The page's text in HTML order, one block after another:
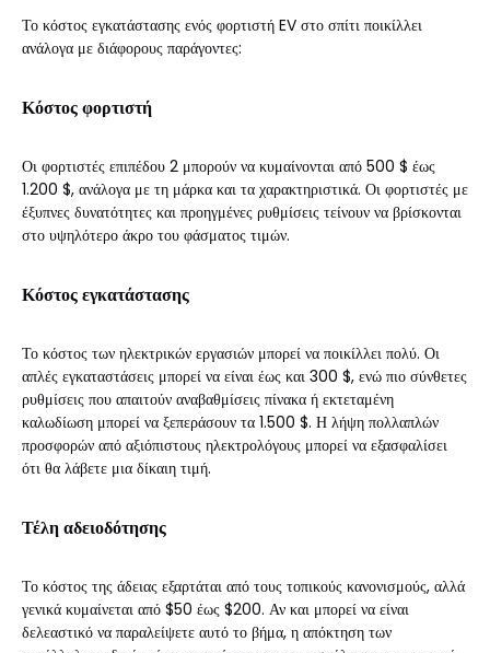
Το κόστος εγκατάστασης ενός φορτιστή EV στο σπίτι ποικίλλει
ανάλογα με διάφορους παράγοντες:
Κόστος φορτιστή
Οι φορτιστές επιπέδου 2 μπορούν να κυμαίνονται από 500 $ έως
1.200 $, ανάλογα με τη μάρκα και τα χαρακτηριστικά. Οι φορτιστές με
έξυπνες δυνατότητες και προηγμένες ρυθμίσεις τείνουν να βρίσκονται
στο υψηλότερο άκρο του φάσματος τιμών.
Κόστος εγκατάστασης
Το κόστος των ηλεκτρικών εργασιών μπορεί να ποικίλλει πολύ. Οι
απλές εγκαταστάσεις μπορεί να είναι έως και 300 $, ενώ πιο σύνθετες
ρυθμίσεις που απαιτούν αναβαθμίσεις πίνακα ή εκτεταμένη
καλωδίωση μπορεί να ξεπεράσουν τα 1.500 $. Η λήψη πολλαπλών
προσφορών από αξιόπιστους ηλεκτρολόγους μπορεί να εξασφαλίσει
ότι θα λάβετε μια δίκαιη τιμή.
Τέλη αδειοδότησης
Το κόστος της άδειας εξαρτάται από τους τοπικούς κανονισμούς, αλλά
γενικά κυμαίνεται από $50 έως $200. Αν και μπορεί να είναι
δελεαστικό να παραλείψετε αυτό το βήμα, η απόκτηση των